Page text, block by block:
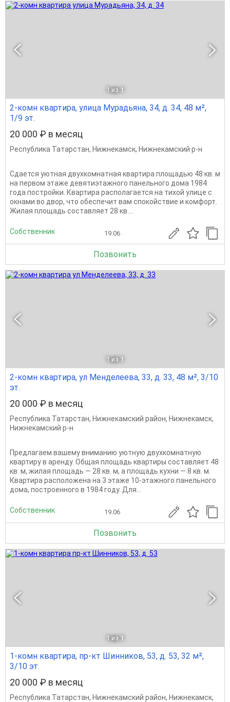
1 из 1
2-комн квартира, улица Мурадьяна, 34, д. 34, 48 м²,
1/9 эт.
20 000 ₽ в месяц
Республика Татарстан, Нижнекамск, Нижнекамский р-н
Сдается уютная двухкомнатная квартира площадью 48 кв. м
на первом этаже девятиэтажного панельного дома 1984
года постройки. Квартира располагается на тихой улице с
окнами во двор, что обеспечит вам спокойствие и комфорт.
Жилая площадь составляет 28 кв....
Собственник 19.06
Позвонить
1 из 1
2-комн квартира, ул Менделеева, 33, д. 33, 48 м², 3/10
эт.
20 000 ₽ в месяц
Республика Татарстан, Нижнекамский район, Нижнекамск,
Нижнекамский р-н
Предлагаем вашему вниманию уютную двухкомнатную
квартиру в аренду. Общая площадь квартиры составляет 48
кв. м, жилая площадь — 28 кв. м, а площадь кухни — 8 кв. м.
Квартира расположена на 3 этаже 10-этажного панельного
дома, построенного в 1984 году. Для...
Собственник 19.06
Позвонить
1 из 1
1-комн квартира, пр-кт Шинников, 53, д. 53, 32 м²,
3/10 эт.
20 000 ₽ в месяц
Республика Татарстан, Нижнекамский район, Нижнекамск,